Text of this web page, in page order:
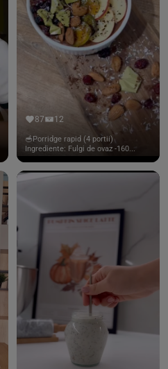
87 12
🥣Porridge rapid (4 portii)
Ingrediente: Fulgi de ovaz -160...